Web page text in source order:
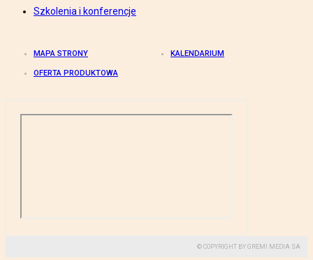
Szkolenia i konferencje
MAPA STRONY KALENDARIUM
OFERTA PRODUKTOWA
© COPYRIGHT BY GREMI MEDIA SA